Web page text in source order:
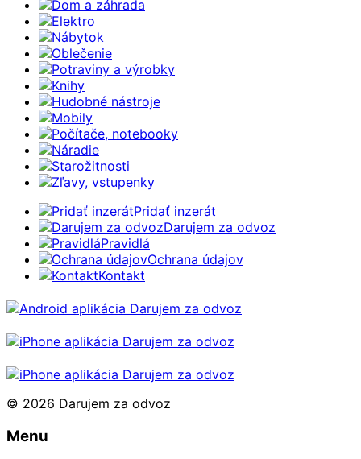
Dom a záhrada
Elektro
Nábytok
Oblečenie
Potraviny a výrobky
Knihy
Hudobné nástroje
Mobily
Počítače, notebooky
Náradie
Starožitnosti
Zľavy, vstupenky
Pridať inzerát
Darujem za odvoz
Pravidlá
Ochrana údajov
Kontakt
© 2026 Darujem za odvoz
Menu